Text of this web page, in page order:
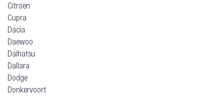
Citroen
Cupra
Dacia
Daewoo
Daihatsu
Dallara
Dodge
Donkervoort